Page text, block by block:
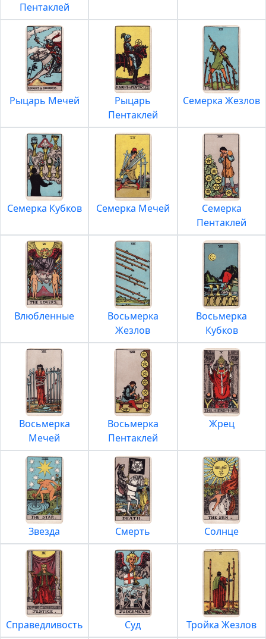
Пентаклей
Рыцарь Мечей
Рыцарь
Пентаклей
Семерка Жезлов
Семерка Кубков Семерка Мечей
Семерка
Пентаклей
Влюбленные
Восьмерка
Жезлов
Восьмерка
Кубков
Восьмерка
Мечей
Восьмерка
Пентаклей
Жрец
Звезда Смерть Солнце
Справедливость Суд Тройка Жезлов